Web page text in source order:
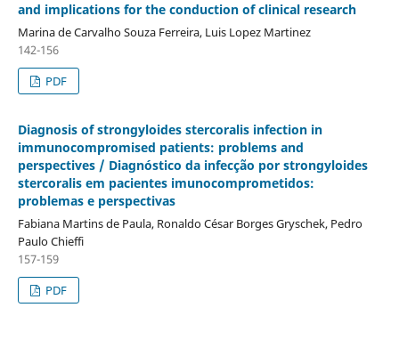
and implications for the conduction of clinical research
Marina de Carvalho Souza Ferreira, Luis Lopez Martinez
142-156
PDF
Diagnosis of strongyloides stercoralis infection in
immunocompromised patients: problems and
perspectives / Diagnóstico da infecção por strongyloides
stercoralis em pacientes imunocomprometidos:
problemas e perspectivas
Fabiana Martins de Paula, Ronaldo César Borges Gryschek, Pedro
Paulo Chieffi
157-159
PDF